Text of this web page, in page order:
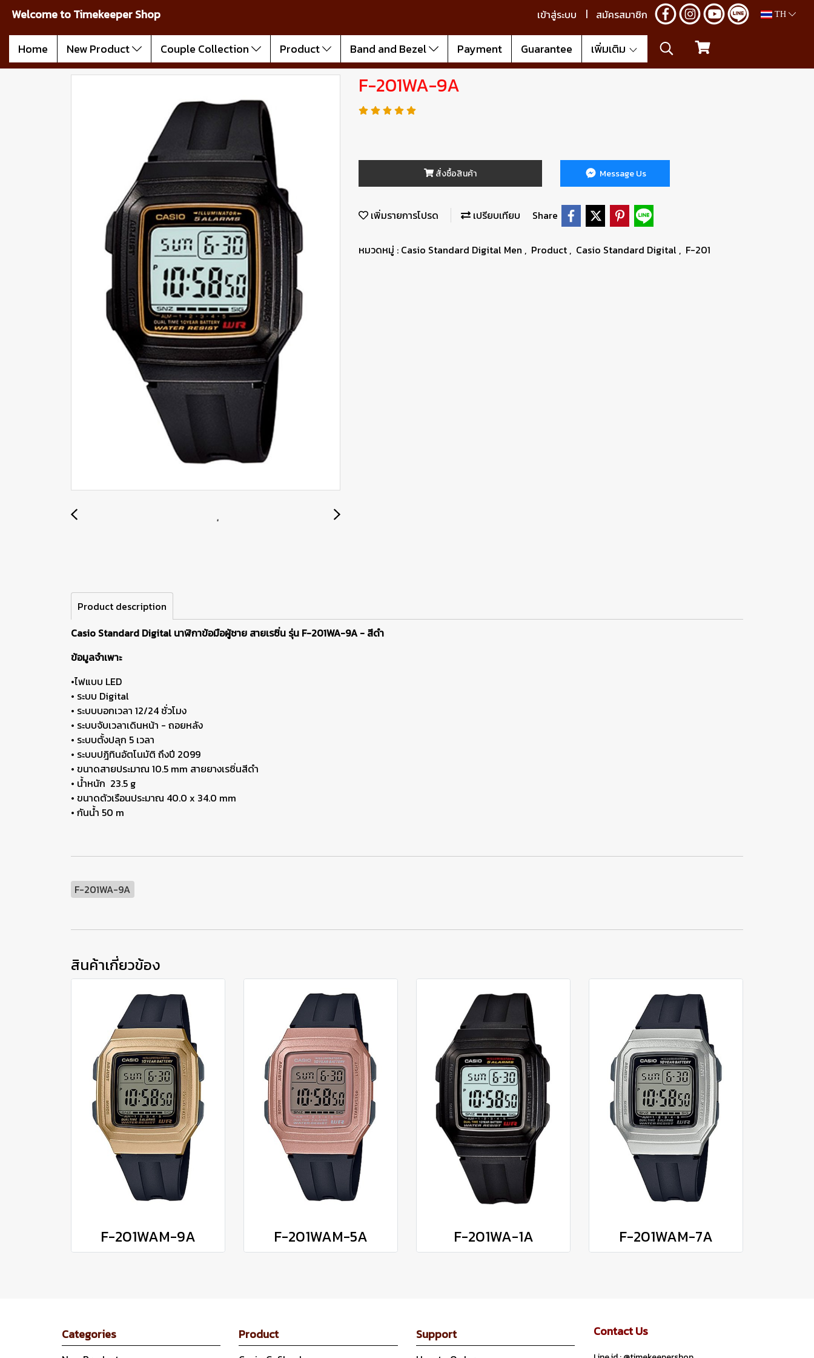
Welcome to Timekeeper Shop เข้าสู่ระบบ สมัครสมาชิก TH
Home New Product Couple Collection Product Band and Bezel Payment Guarantee เพิ่มเติม
F-201WA-9A
สั่งซื้อสินค้า Message Us
เพิ่มรายการโปรด เปรียบเทียบ Share
หมวดหมู่ : Casio Standard Digital Men , Product , Casio Standard Digital , F-201
Product description
Casio Standard Digital นาฬิกาข้อมือผู้ชาย สายเรซิ่น รุ่น F-201WA-9A- สีดำ
ข้อมูลจำเพาะ
•ไฟแบบ LED
• ระบบ Digital
• ระบบบอกเวลา 12/24 ชั่วโมง
• ระบบจับเวลาเดินหน้า - ถอยหลัง
• ระบบตั้งปลุก 5 เวลา
• ระบบปฎิทินอัตโนมัติ ถึงปี 2099
• ขนาดสายประมาณ 10.5 mm สายยางเรซิ่นสีดำ
• น้ำหนัก 23.5 g
• ขนาดตัวเรือนประมาณ 40.0 x 34.0 mm
• กันน้ำ 50 m
F-201WA-9A
สินค้าเกี่ยวข้อง
F-201WAM-9A F-201WAM-5A F-201WA-1A F-201WAM-7A
Categories Product Support Contact Us